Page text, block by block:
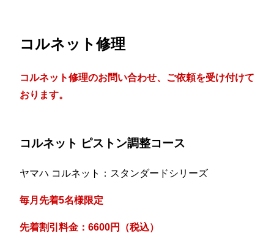
コルネット修理
コルネット修理のお問い合わせ、ご依頼を受け付けて
おります。
コルネット ピストン調整コース
ヤマハ コルネット：スタンダードシリーズ
毎月先着5名様限定
先着割引料金：6600円（税込）